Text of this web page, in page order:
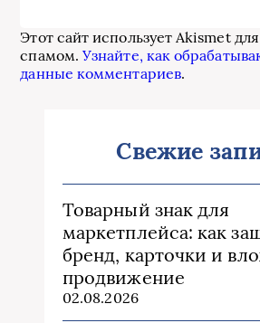
Этот сайт использует Akismet
спамом.Узнайте, как
данные комментариев.
Свежие
Товарный знак для
маркетплейса: как
бренд, карточки и
продвижение
02.08.2026